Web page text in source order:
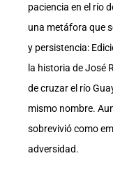
paciencia en el río
una metáfora que
y persistencia:
la historia de José
de cruzar el río
mismo nombre.
sobrevivió como
adversidad.